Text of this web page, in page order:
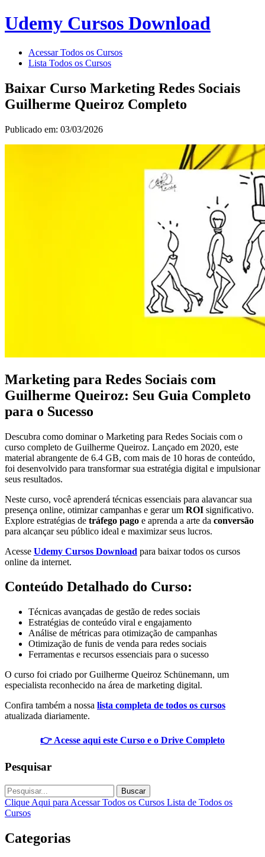
Udemy Cursos Download
Acessar Todos os Cursos
Lista Todos os Cursos
Baixar Curso Marketing Redes Sociais
Guilherme Queiroz Completo
Publicado em: 03/03/2026
Marketing para Redes Sociais com
Guilherme Queiroz: Seu Guia Completo
para o Sucesso
Descubra como dominar o Marketing para Redes Sociais com o
curso completo de Guilherme Queiroz. Lançado em 2020, este
material abrangente de 6.4 GB, com mais de 10 horas de conteúdo,
foi desenvolvido para transformar sua estratégia digital e impulsionar
seus resultados.
Neste curso, você aprenderá técnicas essenciais para alavancar sua
presença online, otimizar campanhas e gerar um ROI significativo.
Explore estratégias de tráfego pago e aprenda a arte da conversão
para alcançar seu público ideal e maximizar seus lucros.
Acesse Udemy Cursos Download para baixar todos os cursos
online da internet.
Conteúdo Detalhado do Curso:
Técnicas avançadas de gestão de redes sociais
Estratégias de conteúdo viral e engajamento
Análise de métricas para otimização de campanhas
Otimização de funis de venda para redes sociais
Ferramentas e recursos essenciais para o sucesso
O curso foi criado por Guilherme Queiroz Schünemann, um
especialista reconhecido na área de marketing digital.
Confira também a nossa lista completa de todos os cursos
atualizada diariamente.
👉 Acesse aqui este Curso e o Drive Completo
Pesquisar
Buscar
Clique Aqui para Acessar Todos os Cursos Lista de Todos os
Cursos
Categorias